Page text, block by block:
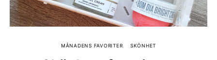
MÅNADENS FAVORITER SKÖNHET